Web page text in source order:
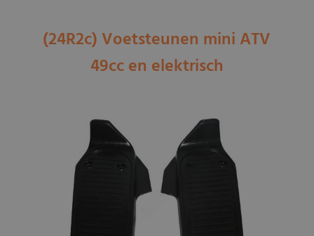
(24R2c) Voetsteunen mini ATV
49cc en elektrisch